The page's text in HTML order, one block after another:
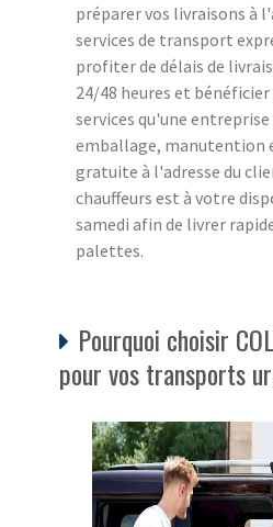
préparer vos livraisons à
services de transport
profiter de délais de
24/48 heures et bénéficier
services qu'une
emballage, manutention
gratuite à l'adresse du
chauffeurs est à votre
samedi afin de livrer
palettes.
Pourquoi choisir
pour vos transports